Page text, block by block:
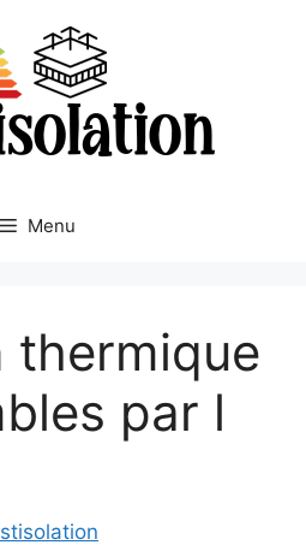
Menu
thermique
par l